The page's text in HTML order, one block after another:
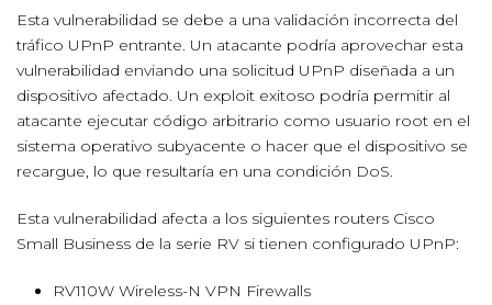
Esta vulnerabilidad se debe a una validación incorrecta del
tráfico UPnP entrante. Un atacante podría aprovechar esta
vulnerabilidad enviando una solicitud UPnP diseñada a un
dispositivo afectado. Un exploit exitoso podría permitir al
atacante ejecutar código arbitrario como usuario root en el
sistema operativo subyacente o hacer que el dispositivo se
recargue, lo que resultaría en una condición DoS.
Esta vulnerabilidad afecta a los siguientes routers Cisco
Small Business de la serie RV si tienen configurado UPnP:
RV110W Wireless-N VPN Firewalls